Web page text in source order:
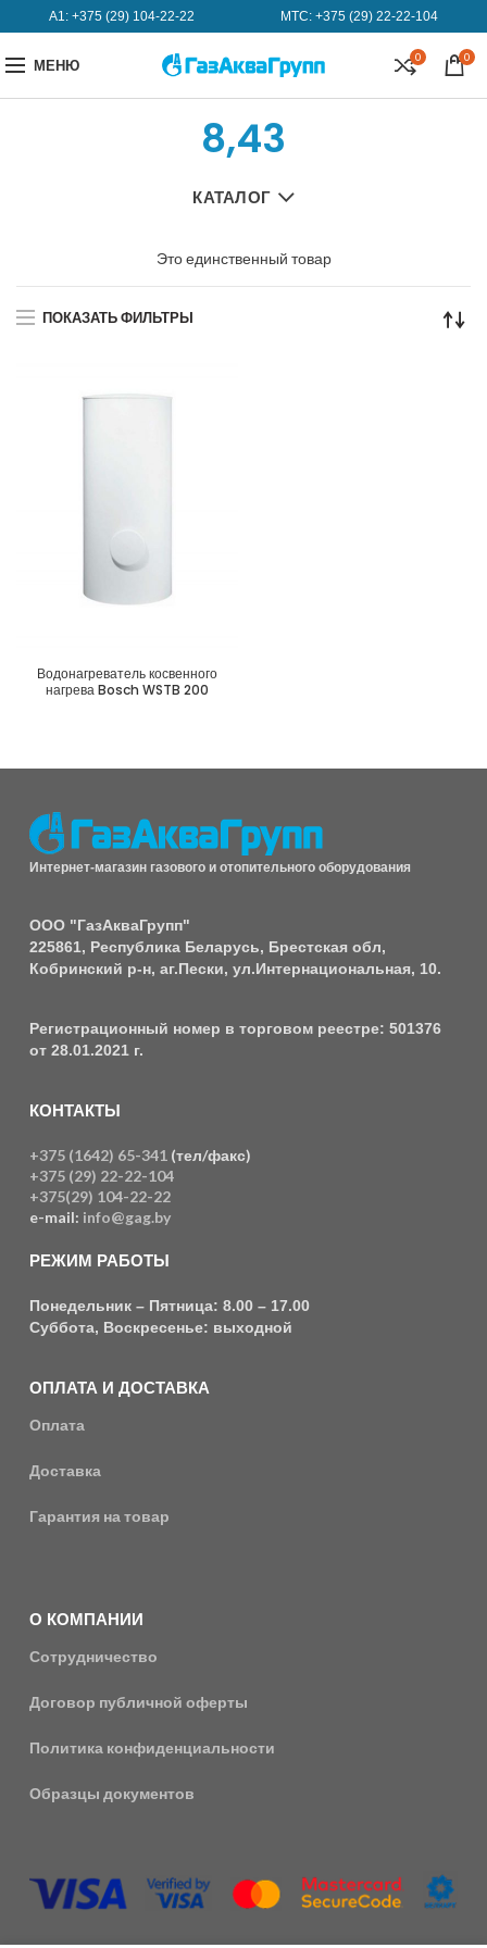
А1: +375 (29) 104-22-22 МТС:+375 (29) 22-22-104
МЕНЮ 0 0
8,43
КАТАЛОГ
Это единственный товар
ПОКАЗАТЬ ФИЛЬТРЫ
Водонагреватель косвенного
нагрева Bosch WSTB 200
Интернет-магазин газового и отопительного оборудования
ООО "ГазАкваГрупп"
225861, Республика Беларусь, Брестская обл,
Кобринский р-н, аг.Пески, ул.Интернациональная, 10.
Регистрационный номер в торговом реестре: 501376
от 28.01.2021 г.
КОНТАКТЫ
+375 (1642) 65-341 (тел/факс)
+375 (29) 22-22-104
+375(29) 104-22-22
e-mail: info@gag.by
РЕЖИМ РАБОТЫ
Понедельник – Пятница: 8.00 – 17.00
Суббота, Воскресенье: выходной
ОПЛАТА И ДОСТАВКА
Оплата
Доставка
Гарантия на товар
О КОМПАНИИ
Сотрудничество
Договор публичной оферты
Политика конфиденциальности
Образцы документов